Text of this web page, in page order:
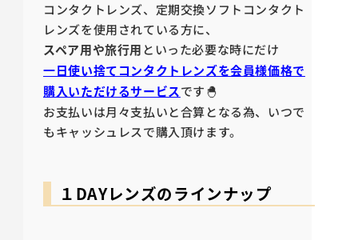
コンタクトレンズ、定期交換ソフトコンタクト
レンズを使用されている方に、
スペア用や旅行用 といった必要な時にだけ
一日使い捨てコンタクトレンズを会員様価格で
購入いただけるサービスです🐣
お支払いは月々支払いと合算となる為、いつで
もキャッシュレスで購入頂けます。
１DAYレンズのラインナップ